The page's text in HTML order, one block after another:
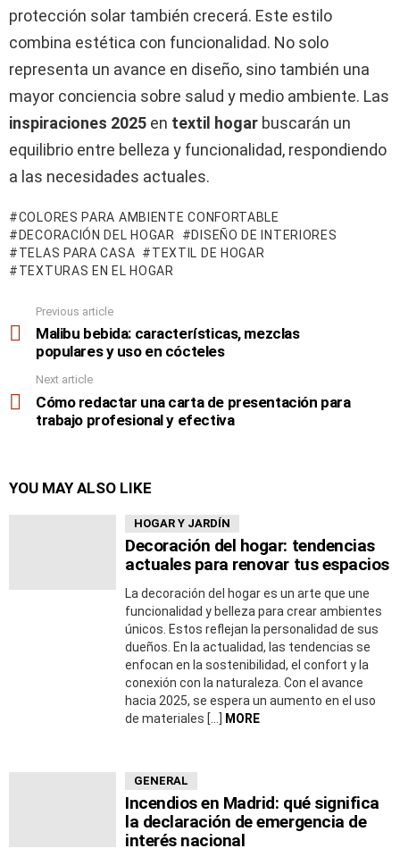
protección solar también crecerá. Este estilo
combina estética con funcionalidad. No solo
representa un avance en diseño, sino también una
mayor conciencia sobre salud y medio ambiente. Las
inspiraciones 2025 en textil hogar buscarán un
equilibrio entre belleza y funcionalidad, respondiendo
a las necesidades actuales.
COLORES PARA AMBIENTE CONFORTABLE
DECORACIÓN DEL HOGAR
DISEÑO DE INTERIORES
TELAS PARA CASA
TEXTIL DE HOGAR
TEXTURAS EN EL HOGAR
more
Previous article
Malibu bebida: características, mezclas
populares y uso en cócteles
Next article
Cómo redactar una carta de presentación para
trabajo profesional y efectiva
YOU MAY ALSO LIKE
HOGAR Y JARDÍN
Decoración del hogar: tendencias
actuales para renovar tus espacios
La decoración del hogar es un arte que une
funcionalidad y belleza para crear ambientes
únicos. Estos reflejan la personalidad de sus
dueños. En la actualidad, las tendencias se
enfocan en la sostenibilidad, el confort y la
conexión con la naturaleza. Con el avance
hacia 2025, se espera un aumento en el uso
de materiales […]
MORE
GENERAL
Incendios en Madrid: qué significa
la declaración de emergencia de
interés nacional